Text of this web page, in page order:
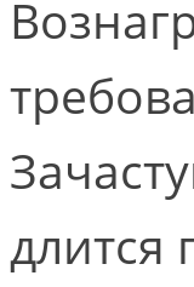
длится